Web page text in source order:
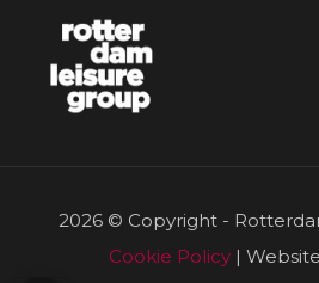
2026 © Copyright -
Cookie Policy |